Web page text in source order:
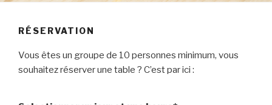
RÉSERVATION
Vous êtes un groupe de 10 personnes minimum, vous
souhaitez réserver une table ? C’est par ici :